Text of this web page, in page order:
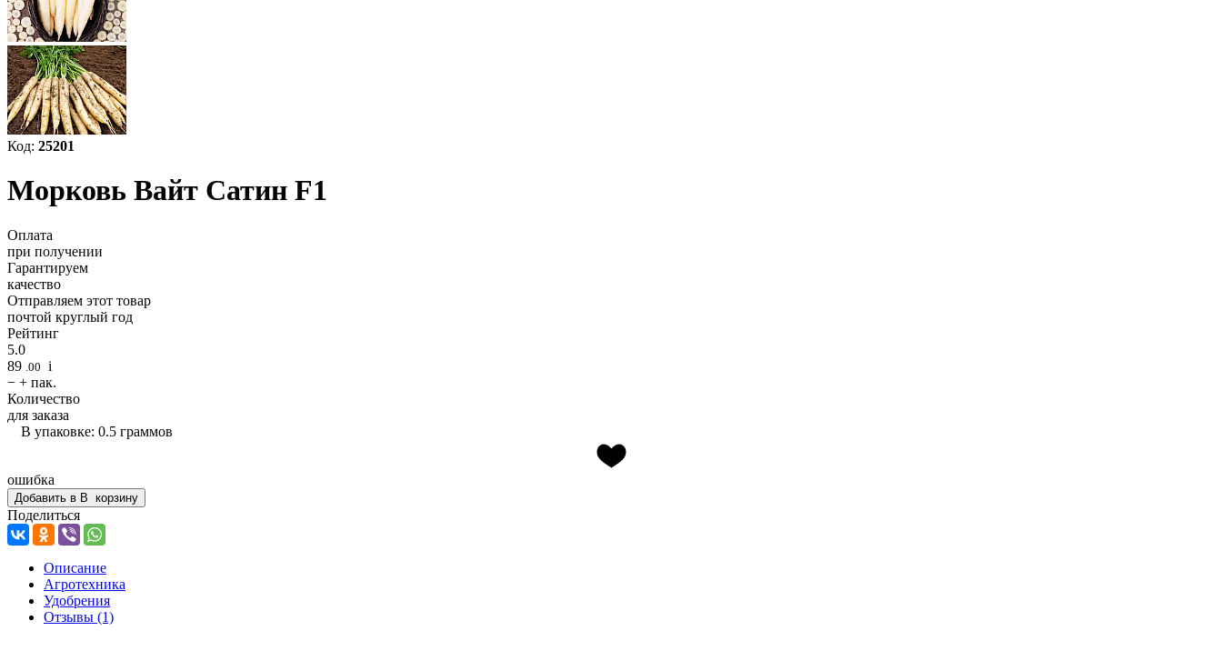
Код: 25201
Морковь Вайт Сатин F1
Оплата
при получении
Гарантируем
качество
Отправляем этот товар
почтой круглый год
Рейтинг
5.0
89 .00 i
− + пак.
Количество
для заказа
В упаковке: 0.5 граммов
ошибка
Добавить в В корзину
Поделиться
Описание
Агротехника
Удобрения
Отзывы (1)